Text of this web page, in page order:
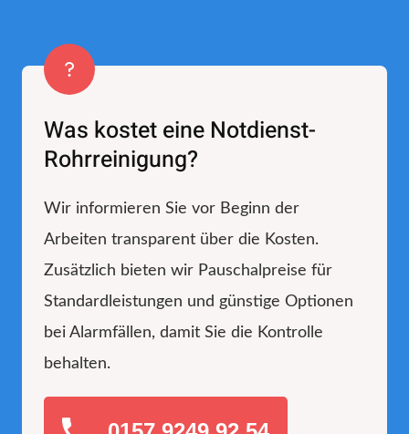
Was kostet eine Notdienst-
Rohrreinigung?
Wir informieren Sie vor Beginn der
Arbeiten transparent über die Kosten.
Zusätzlich bieten wir Pauschalpreise für
Standardleistungen und günstige Optionen
bei Alarmfällen, damit Sie die Kontrolle
behalten.